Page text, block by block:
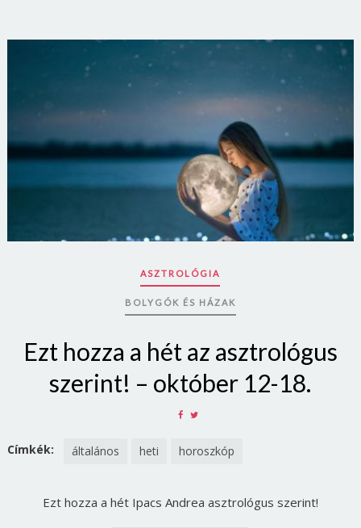
ASZTROLÓGIA
BOLYGÓK ÉS HÁZAK
Ezt hozza a hét az asztrológus
szerint! – október 12-18.
SHARE
FACEBOOK
TWITTER
Címkék: általános heti horoszkóp
Ezt hozza a hét Ipacs Andrea asztrológus szerint!